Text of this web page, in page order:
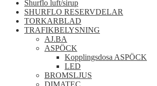
Shurflo luft/sirup
SHURFLO RESERVDELAR
TORKARBLAD
TRAFIKBELYSNING
AJ.BA
ASPÖCK
Kopplingsdosa ASPÖCK
LED
BROMSLJUS
DIMATEC